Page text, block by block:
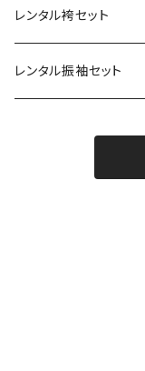
コート
草履
雪駄
小物
帯揚
KIMONOanne.コラボ
ROBE JAPONICA
井原デニム
サンフレッチェ広島浴衣
浴衣小物
袷羽織
コート
名古屋帯
半巾帯
小物
帯揚
草履・下駄
レンタル袴セット
レンタル振袖セット